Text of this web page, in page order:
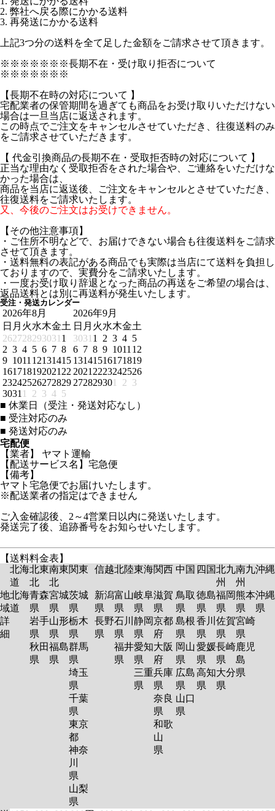
2. 弊社へ戻る際にかかる送料
3. 再発送にかかる送料
上記3つ分の送料を全て足した金額をご請求させて頂きます。
※※※※※※※長期不在・受け取り拒否について
※※※※※※※
【長期不在時の対応について 】
宅配業者の保管期間を過ぎても商品をお受け取りいただけない
場合は一旦当店に返送されます。
この時点でご注文をキャンセルさせていただき、往復送料のみ
をご請求させていただきます。
【 代金引換商品の長期不在・受取拒否時の対応について 】
正当な理由なく受取拒否をされた場合や、ご連絡をいただけな
かった場合は、
商品を当店に返送後、ご注文をキャンセルとさせていただき、
往復送料をご請求いたします。
又、今後のご注文はお受けできません。
【その他注意事項】
・ご住所不明などで、お届けできない場合も往復送料をご請求
させて頂きます。
・送料無料の表記がある商品でも実際は当店にて送料を負担し
ておりますので、実費分をご請求いたします。
・一度お受け取り辞退となった商品の再送をご希望の場合は、
返品送料とは別に再送料が発生いたします。
受注・発送カレンダー
2026年8月
日 月 火水木金土
262728293031 1
2 3 4 5 6 7 8
9 1011 12131415
161718192021 22
23242526272829
3031 1 2 3 4 5
2026年9月
日 月 火水木金土
3031 1 2 3 4 5
6 7 8 9 1011 12
13141516171819
2021 2223242526
272829301 2 3
■ 休業日（受注・発送対応なし）
■ 受注対応のみ
■ 発送対応のみ
宅配便
【業者】 ヤマト運輸
【配送サービス名】宅急便
【備考】
ヤマト宅急便でお届けいたします。
※配送業者の指定はできません
ご入金確認後、2～4営業日以内に発送いたします。
発送完了後、追跡番号をお知らせいたします。
【送料料金表】
北海
道
北東
北
南東
北
関東 信越北陸東海関西 中国 四国北九
州
南九
州
沖縄
地
域
詳
細
北海
道
青森
県
岩手
県
秋田
県
宮城
県
山形
県
福島
県
茨城
県
栃木
県
群馬
県
埼玉
県
千葉
県
東京
都
神奈
川
県
山梨
県
新潟
県
長野
県
富山
県
石川
県
福井
県
岐阜
県
静岡
県
愛知
県
三重
県
滋賀
県
京都
府
大阪
府
兵庫
県
奈良
県
和歌
山
県
鳥取
県
島根
県
岡山
県
広島
県
山口
県
徳島
県
香川
県
愛媛
県
高知
県
福岡
県
佐賀
県
長崎
県
大分
県
熊本
県
宮崎
県
鹿児
島
県
沖縄
県